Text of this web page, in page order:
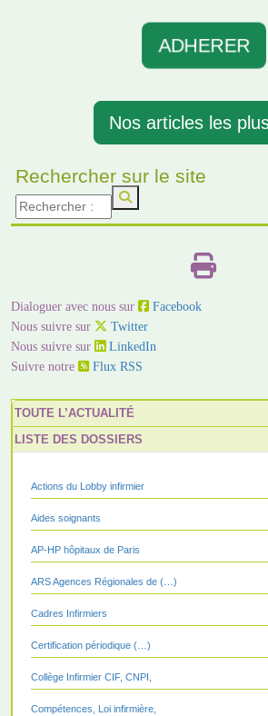
ADHERER
Nos articles les
Rechercher sur le site
Dialoguer avec nous sur
Facebook
Nous suivre sur
Twitter
Nous suivre sur
LinkedIn
Suivre notre
Flux RSS
TOUTE L’ACTUALITÉ
LISTE DES DOSSIERS
Actions du Lobby infirmier
Aides soignants
AP-HP hôpitaux de Paris
ARS Agences Régionales de (…)
Cadres Infirmiers
Certification périodique (…)
Collège Infirmier CIF, CNPI,
Compétences, Loi infirmière,